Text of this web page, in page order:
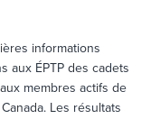
informations
aux ÉPTP des cadets
membres actifs de
Les résultats